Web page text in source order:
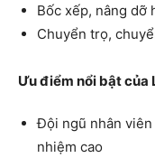
Bốc xếp, nâng dỡ
Chuyển trọ,
Ưu điểm nổi bật của
Đội ngũ nhân
nhiệm cao